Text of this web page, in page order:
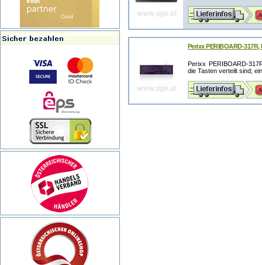
Perixx PERIBOARD-
Perixx PERIBOARD-
die Tasten verteilt sind;